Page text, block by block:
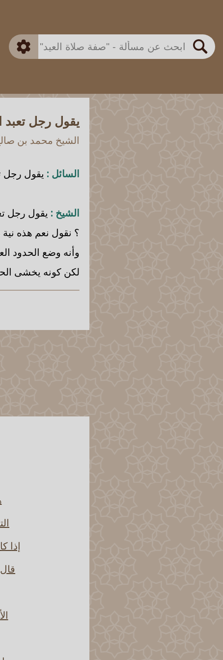
بحث
اللجنة الدائمة
متقدم
يقول رجل تعبد
الشيخ محمد بن
السائل : يقول رجل
الشيخ : يقول رجل
؟ نقول نعم هذه نية
وأنه وضع الحدود
لكن كونه يخشى
إذا